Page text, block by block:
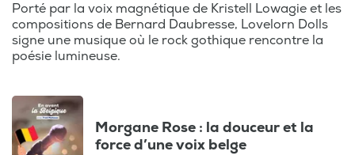
Porté par la voix magnétique de Kristell Lowagie et les
compositions de Bernard Daubresse, Lovelorn Dolls
signe une musique où le rock gothique rencontre la
poésie lumineuse.
Morgane Rose : la douceur et la
force d’une voix belge